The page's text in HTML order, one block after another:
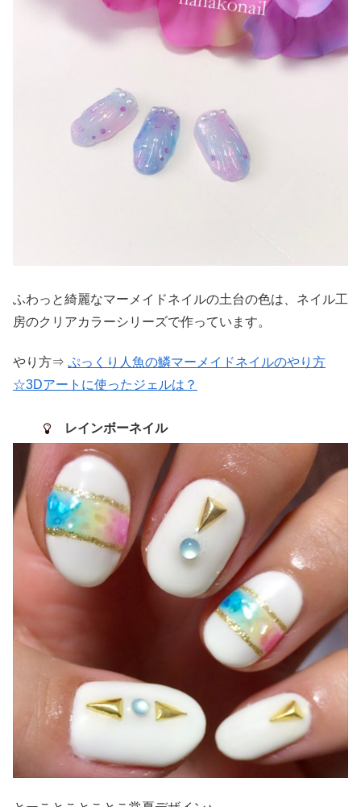
ふわっと綺麗なマーメイドネイルの土台の色は、ネイル工
房のクリアカラーシリーズで作っています。
やり方⇒ ぷっくり人魚の鱗マーメイドネイルのやり方
☆3Dアートに使ったジェルは？
レインボーネイル